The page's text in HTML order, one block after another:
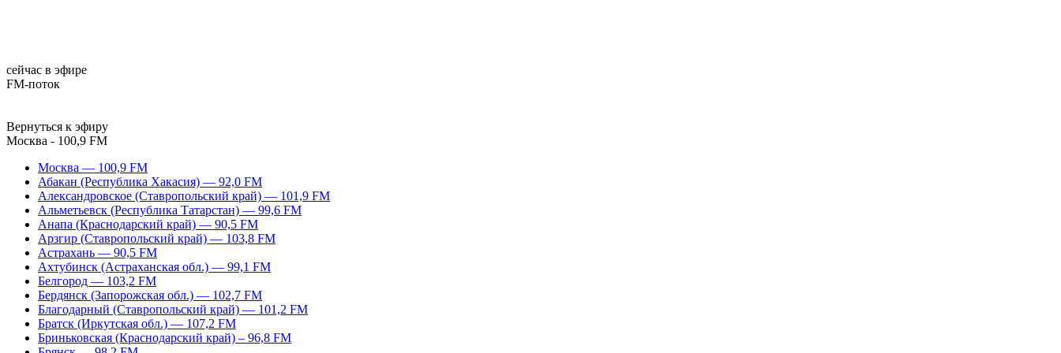
сейчас в эфире
FM-поток
Вернуться к эфиру
Москва - 100,9 FM
Москва — 100,9 FM
Абакан (Республика Хакасия) — 92,0 FM
Александровское (Ставропольский край) — 101,9 FM
Альметьевск (Республика Татарстан) — 99,6 FM
Анапа (Краснодарский край) — 90,5 FM
Арзгир (Ставропольский край) — 103,8 FM
Астрахань — 90,5 FM
Ахтубинск (Астраханская обл.) — 99,1 FM
Белгород — 103,2 FM
Бердянск (Запорожская обл.) — 102,7 FM
Благодарный (Ставропольский край) — 101,2 FM
Братск (Иркутская обл.) — 107,2 FM
Бриньковская (Краснодарский край) – 96,8 FM